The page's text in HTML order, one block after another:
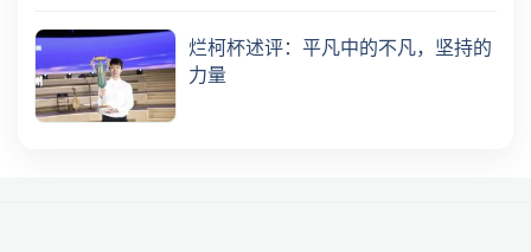
烂柯杯述评：平凡中的不凡，坚持的
力量